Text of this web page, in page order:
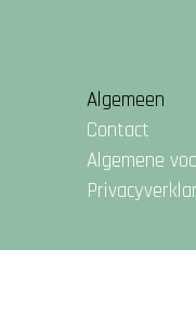
Algemeen
Contact
Algemene